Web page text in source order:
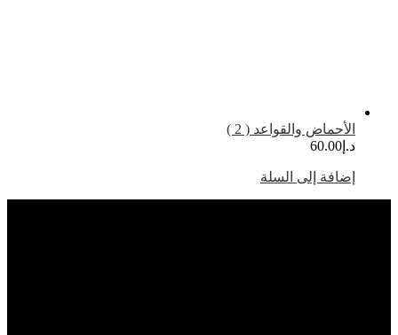
والقواعد ( 2 )
إلى السلة